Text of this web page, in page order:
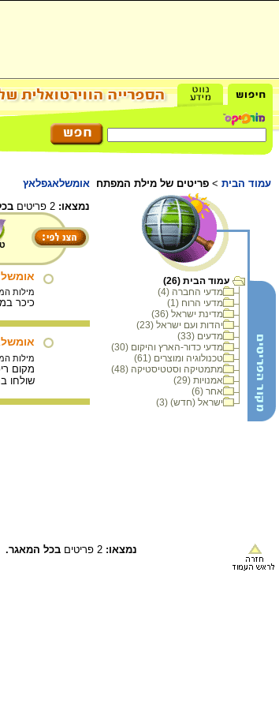
עמוד הבית > פריטים של מילת המפתח אומשלאגפלאץ
עמוד הבית (26)
מדעי החברה (4)
מדעי הרוח (1)
מדינת ישראל (36)
יהדות ועם ישראל (23)
מדעים (33)
מדעי כדור-הארץ והיקום (30)
טכנולוגיה ומוצרים (61)
מתמטיקה וסטטיסטיקה (48)
אמנויות (29)
אחר (6)
ישראל (חדש) (3)
נמצאו:
מילות
כיכר
מילות
מקום
שולחו בחודשים יולי-ספטמבר
נמצאו: בכל המאגר.